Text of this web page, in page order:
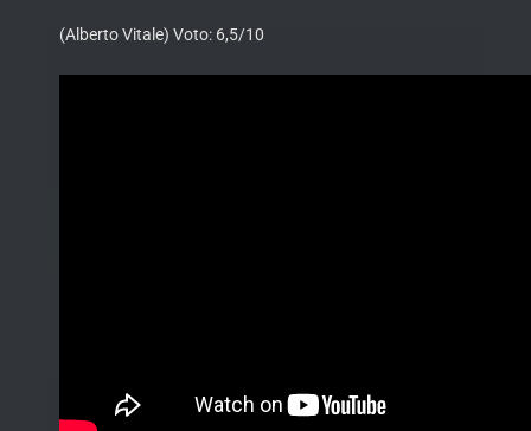
(Alberto Vitale) Voto: 6,5/10